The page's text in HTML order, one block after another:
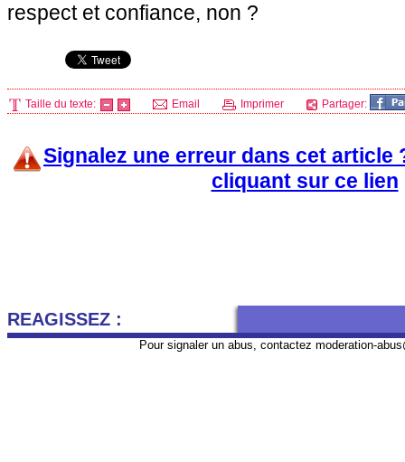
respect et confiance, non ?
Taille du texte: Email Imprimer Partager:
Signalez une erreur dans cet article
cliquant sur ce lien
REAGISSEZ :
Pour signaler un abus, contactez moderation-